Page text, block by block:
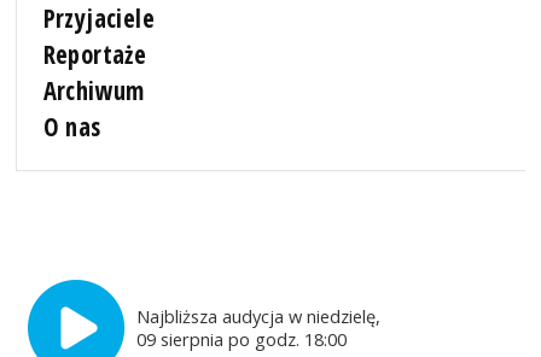
Przyjaciele
Reportaże
Archiwum
O nas
Najbliższa audycja w niedzielę,
09 sierpnia po godz. 18:00